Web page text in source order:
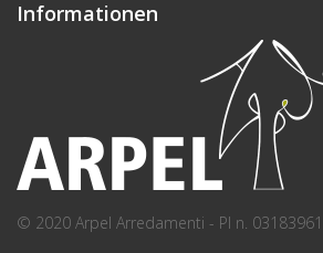
Informationen
© 2020 Arpel Arredamenti - PI n.